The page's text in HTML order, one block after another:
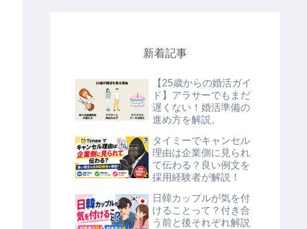
新着記事
【25歳からの婚活ガイ
ド】アラサーでもまだ
遅くない！婚活準備の
進め方を解説。
タイミーでキャンセル
理由は企業側に見られ
て伝わる？良い例文を
採用経験者が解説！
日韓カップルが気を付
けることって？付き合
う前と後それぞれ解説